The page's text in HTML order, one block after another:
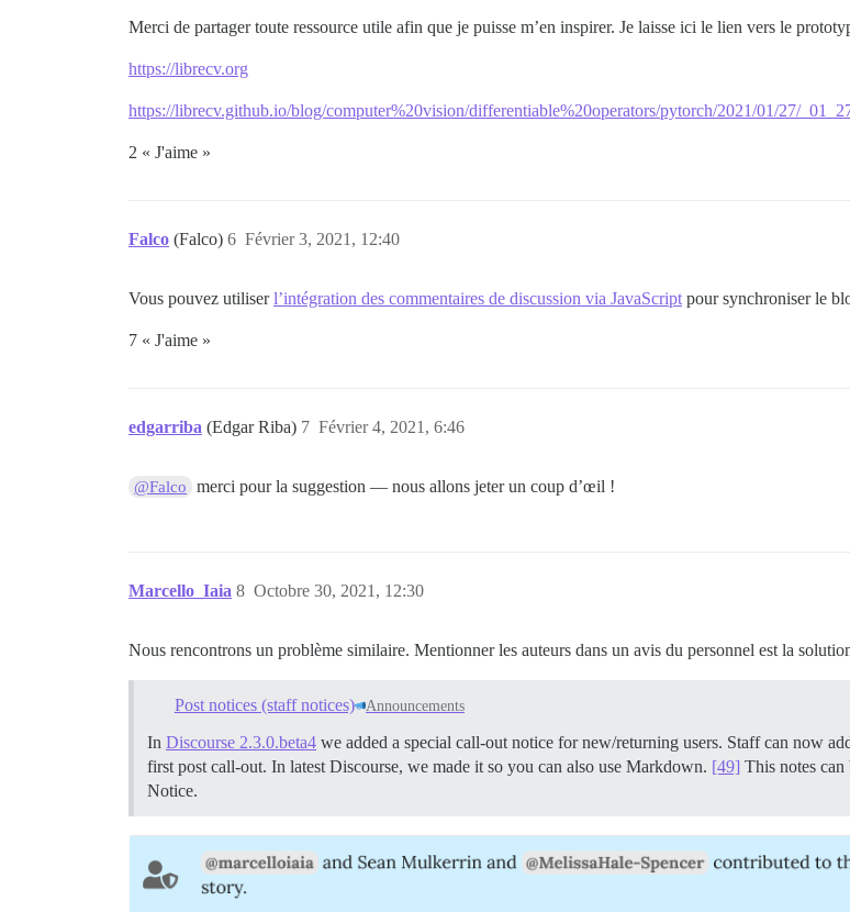
Merci de partager toute ressource utile afin que je puisse m’en inspirer. Je laisse ici le lien vers le
https://librecv.org
https://librecv.github.io/blog/computer%20vision/differentiable%20operators/pytorch/2021/01/27/
2 « J'aime »
Falco (Falco) Février 3, 2021, 12:40
6
Vous pouvez utiliserl’intégration des commentaires de discussion via JavaScript pour synchroniser le
7 « J'aime »
edgarriba (Edgar Riba) Février 4, 2021, 6:46
7
@Falco merci pour la suggestion — nous allons jeter un coup d’œil !
Marcello_Iaia Octobre 30, 2021, 12:30
8
Nous rencontrons un problème similaire. Mentionner les auteurs dans un avis du personnel est la
Post notices (staff notices) Announcements
In Discourse 2.3.0.beta4 we added a special call-out notice for new/returning users. Staff can now
first post call-out. In latest Discourse, we made it so you can also use Markdown. [49] This notes can
Notice.